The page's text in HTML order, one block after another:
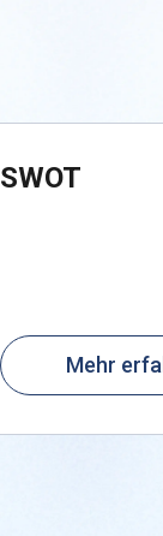
SWOT
Mehr